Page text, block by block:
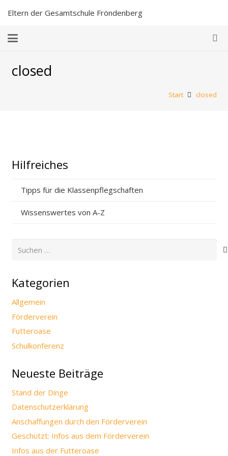
Eltern der Gesamtschule Fröndenberg
closed
Start closed
Hilfreiches
Tipps für die Klassenpflegschaften
Wissenswertes von A-Z
Suchen
Kategorien
Allgemein
Förderverein
Futteroase
Schulkonferenz
Neueste Beiträge
Stand der Dinge
Datenschutzerklärung
Anschaffungen durch den Förderverein
Geschützt: Infos aus dem Förderverein
Infos aus der Futteroase